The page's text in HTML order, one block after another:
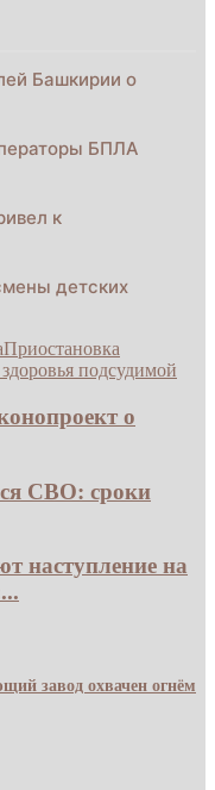
Башкирии о
БПЛА
к
детских
Приостановка
подсудимой
о
СВО: сроки
наступление на
завод охвачен огнём